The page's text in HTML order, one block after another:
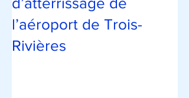
l’aéroport de Trois-
Rivières